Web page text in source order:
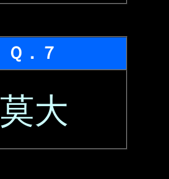
Ｑ．７
莫大